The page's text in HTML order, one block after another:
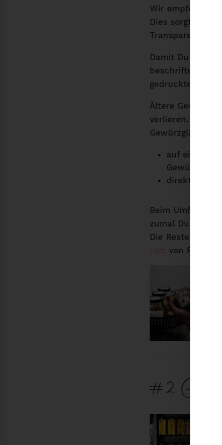
Wir empfehlen
Dies sorgt in
Transparenz.
Damit Du weißt,
beschriftet
gedruckten
Ältere Gewürze
verlieren. Daher
Gewürzgläsern
auf einem
direkt auf
Beim Umfüllen
zumal Du
Die Reste
von Rotho
#2